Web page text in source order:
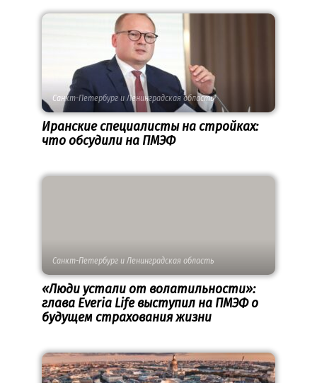
Санкт-Петербург и Ленинградская область
Иранские специалисты на стройках:
что обсудили на ПМЭФ
Санкт-Петербург и Ленинградская область
«Люди устали от волатильности»:
глава Everia Life выступил на ПМЭФ о
будущем страхования жизни